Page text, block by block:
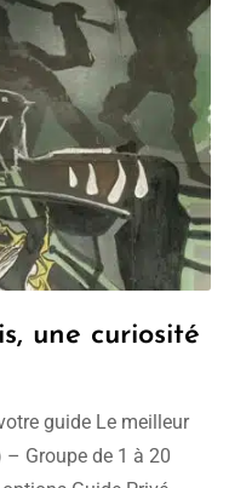
une curiosité
guide Le meilleur
Groupe de 1 à 20